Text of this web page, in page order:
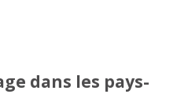
dans les pays-